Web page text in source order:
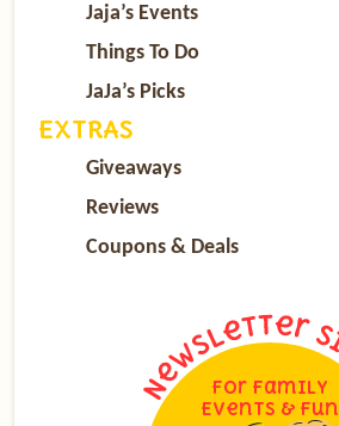
Jaja’s Events
Things To Do
JaJa’s Picks
EXTRAS
Giveaways
Reviews
Coupons & Deals
For Family
Events & Fun